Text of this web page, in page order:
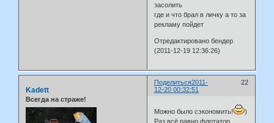
засолить
где и что брал в личку а то за
рекламу пойдет
Отредактировано бендер
(2011-12-19 12:36:26)
Поделиться 22
2011-
12-20 00:32:51
Kadett
Всегда на страже!
Можно было сэкономить!
)
Раз всё равно флотатор